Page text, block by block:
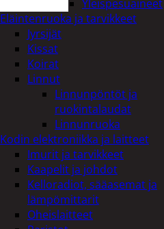
Yleispesuaineet
Eläintenruoka ja tarvikkeet
Jyrsijät
Kissat
Koirat
Linnut
Linnunpöntöt ja
ruokintalaudat
Linnunruoka
Kodin elektroniikka ja laitteet
Imurit ja tarvikkeet
Kaapelit ja johdot
Kelloradiot, sääasemat ja
lämpömittarit
Oheislaitteet